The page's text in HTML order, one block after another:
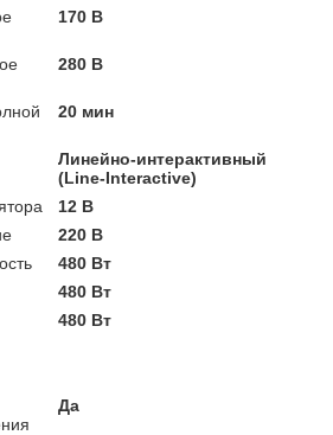
170 В
280 В
20 мин
Линейно-интерактивный
(Line-Interactive)
12 В
220 В
480 Вт
480 Вт
480 Вт
Да